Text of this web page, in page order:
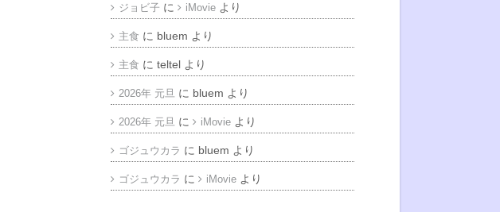
ジョビ子 に iMovie より
主食 に bluem より
主食 にteltel より
2026年 元旦 に bluem より
2026年 元旦 に iMovie より
ゴジュウカラ に bluem より
ゴジュウカラ に iMovie より